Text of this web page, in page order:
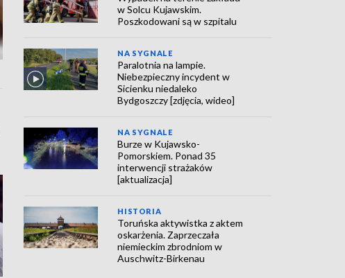
w Solcu Kujawskim.
Poszkodowani są w szpitalu
NA SYGNALE
Paralotnia na lampie.
Niebezpieczny incydent w
Sicienku niedaleko
Bydgoszczy [zdjęcia, wideo]
NA SYGNALE
Burze w Kujawsko-
Pomorskiem. Ponad 35
interwencji strażaków
[aktualizacja]
HISTORIA
Toruńska aktywistka z aktem
oskarżenia. Zaprzeczała
niemieckim zbrodniom w
Auschwitz-Birkenau